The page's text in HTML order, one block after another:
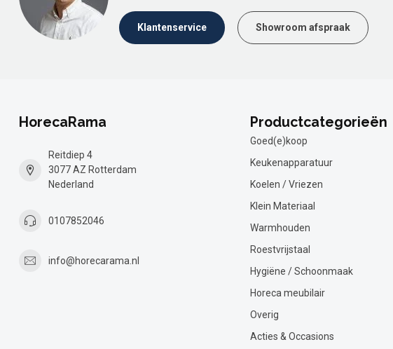
Klantenservice Showroom afspraak
HorecaRama
Reitdiep 4
3077 AZ Rotterdam
Nederland
0107852046
info@horecarama.nl
Productcategorieën
Goed(e)koop
Keukenapparatuur
Koelen / Vriezen
Klein Materiaal
Warmhouden
Roestvrijstaal
Hygiëne / Schoonmaak
Horeca meubilair
Overig
Acties & Occasions